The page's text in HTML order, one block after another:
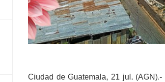
Ciudad de Guatemala, 21 jul. (AGN).-